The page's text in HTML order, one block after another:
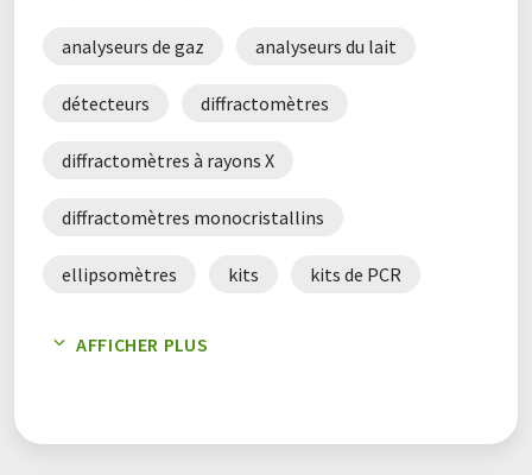
de l’instrumentation d’analyse scientifique, Bruker met un
continuant à développer des technologies de pointe et des
d’analyse actuelles.
analyseurs de gaz analyseurs du lait
détecteurs diffractomètres
diffractomètres à rayons X
diffractomètres monocristallins
ellipsomètres kits kits de PCR
microscopes à disque optique
AFFICHER PLUS